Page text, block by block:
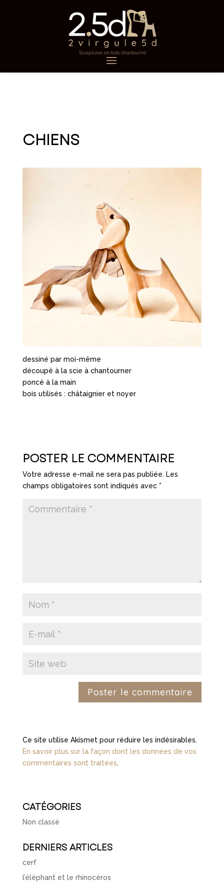
CHIENS
dessiné par moi-même
découpé à la scie à chantourner
poncé à la main
bois utilisés : châtaignier et noyer
POSTER LE COMMENTAIRE
Votre adresse e-mail ne sera pas publiée. Les
champs obligatoires sont indiqués avec *
Ce site utilise Akismet pour réduire les indésirables.
En savoir plus sur la façon dont les données de vos
commentaires sont traitées.
CATÉGORIES
Non classé
DERNIERS ARTICLES
cerf
l’éléphant et le rhinocéros